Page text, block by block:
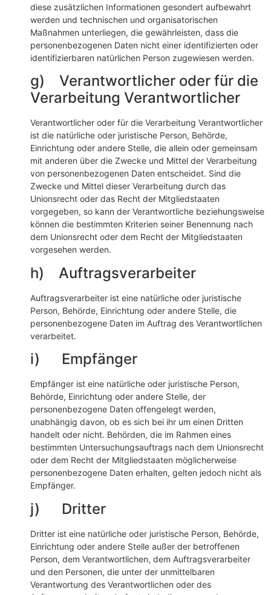
diese zusätzlichen Informationen gesondert aufbewahrt
werden und technischen und organisatorischen
Maßnahmen unterliegen, die gewährleisten, dass die
personenbezogenen Daten nicht einer identifizierten oder
identifizierbaren natürlichen Person zugewiesen werden.
g) Verantwortlicher oder für die
Verarbeitung Verantwortlicher
Verantwortlicher oder für die Verarbeitung Verantwortlicher
ist die natürliche oder juristische Person, Behörde,
Einrichtung oder andere Stelle, die allein oder gemeinsam
mit anderen über die Zwecke und Mittel der Verarbeitung
von personenbezogenen Daten entscheidet. Sind die
Zwecke und Mittel dieser Verarbeitung durch das
Unionsrecht oder das Recht der Mitgliedstaaten
vorgegeben, so kann der Verantwortliche beziehungsweise
können die bestimmten Kriterien seiner Benennung nach
dem Unionsrecht oder dem Recht der Mitgliedstaaten
vorgesehen werden.
h) Auftragsverarbeiter
Auftragsverarbeiter ist eine natürliche oder juristische
Person, Behörde, Einrichtung oder andere Stelle, die
personenbezogene Daten im Auftrag des Verantwortlichen
verarbeitet.
i) Empfänger
Empfänger ist eine natürliche oder juristische Person,
Behörde, Einrichtung oder andere Stelle, der
personenbezogene Daten offengelegt werden,
unabhängig davon, ob es sich bei ihr um einen Dritten
handelt oder nicht. Behörden, die im Rahmen eines
bestimmten Untersuchungsauftrags nach dem Unionsrecht
oder dem Recht der Mitgliedstaaten möglicherweise
personenbezogene Daten erhalten, gelten jedoch nicht als
Empfänger.
j) Dritter
Dritter ist eine natürliche oder juristische Person, Behörde,
Einrichtung oder andere Stelle außer der betroffenen
Person, dem Verantwortlichen, dem Auftragsverarbeiter
und den Personen, die unter der unmittelbaren
Verantwortung des Verantwortlichen oder des